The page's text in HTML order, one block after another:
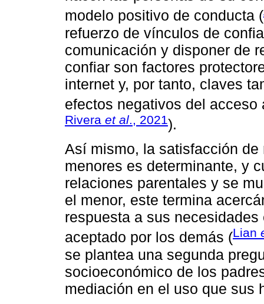
modelo positivo de conducta (
refuerzo de vínculos de
comunicación y disponer de
confiar son factores
internet y, por tanto, claves
efectos negativos del acceso
Rivera et al., 2021).
Así mismo, la satisfacción
menores es determinante, y
relaciones parentales y se
el menor, este termina
respuesta a sus
aceptado por los demás (Lian
se plantea una segunda
socioeconómico de los
mediación en el uso que sus